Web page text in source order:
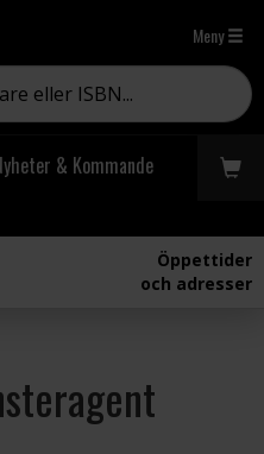
Meny
& Kommande
Öppettider
och adresser